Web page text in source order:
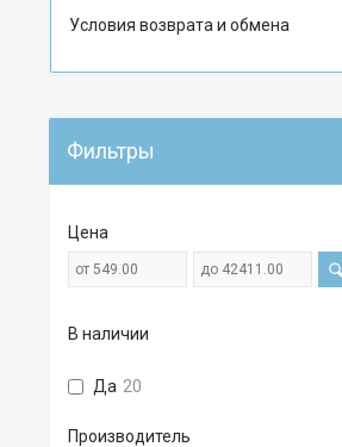
Условия возврата и обмена
Фильтры
Цена
В наличии
Да 20
Производитель